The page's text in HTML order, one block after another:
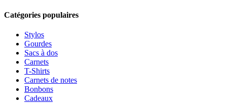
Catégories populaires
Stylos
Gourdes
Sacs à dos
Carnets
T-Shirts
Carnets de notes
Bonbons
Cadeaux